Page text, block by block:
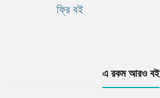
ফ্রি বই
এ রকম আরও বই